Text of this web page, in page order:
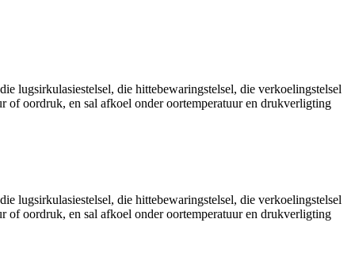
lugsirkulasiestelsel, die hittebewaringstelsel, die verkoelingstelsel
of oordruk, en sal afkoel onder oortemperatuur en drukverligting
lugsirkulasiestelsel, die hittebewaringstelsel, die verkoelingstelsel
of oordruk, en sal afkoel onder oortemperatuur en drukverligting